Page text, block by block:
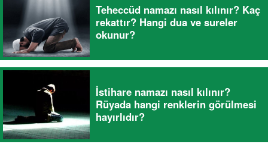
Teheccüd namazı nasıl kılınır? Kaç
rekattır? Hangi dua ve sureler
okunur?
İstihare namazı nasıl kılınır?
Rüyada hangi renklerin görülmesi
hayırlıdır?